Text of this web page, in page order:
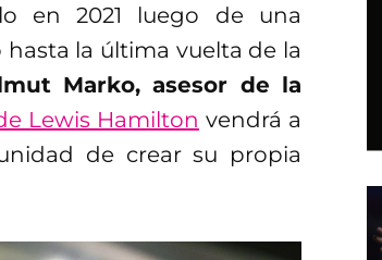
en 2021 luego de una
la última vuelta de la
Marko, asesor de la
Lewis Hamilton vendrá a
de crear su propia